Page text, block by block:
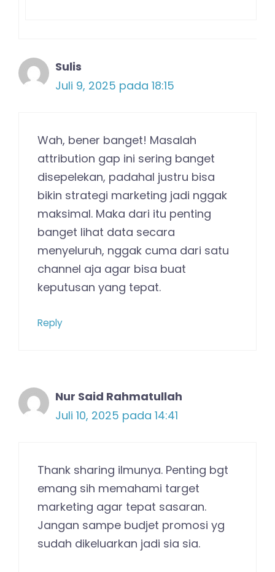
Sulis
Juli 9, 2025 pada 18:15
Wah, bener banget! Masalah
attribution gap ini sering banget
disepelekan, padahal justru bisa
bikin strategi marketing jadi nggak
maksimal. Maka dari itu penting
banget lihat data secara
menyeluruh, nggak cuma dari satu
channel aja agar bisa buat
keputusan yang tepat.
Reply
Nur Said Rahmatullah
Juli 10, 2025 pada 14:41
Thank sharing ilmunya. Penting bgt
emang sih memahami target
marketing agar tepat sasaran.
Jangan sampe budjet promosi yg
sudah dikeluarkan jadi sia sia.